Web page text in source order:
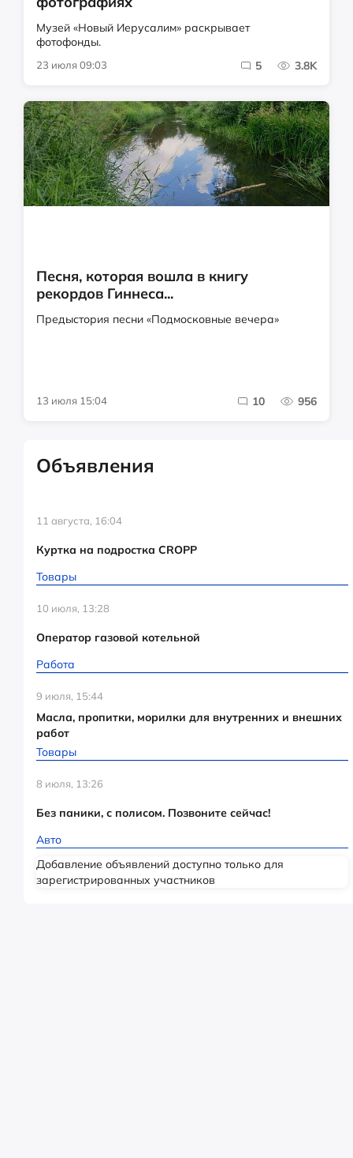
Музей «Новый Иерусалим» раскрывает
фотофонды.
23 июля 09:03 5 3.8K
Песня, которая вошла в книгу
рекордов Гиннеса...
Предыстория песни «Подмосковные вечера»
13 июля 15:04 10 956
Объявления
11 августа, 16:04
Куртка на подростка CROPP
Товары
10 июля, 13:28
Оператор газовой котельной
Работа
9 июля, 15:44
Масла, пропитки, морилки для внутренних и внешних
работ
Товары
8 июля, 13:26
Без паники, с полисом. Позвоните сейчас!
Авто
Добавление объявлений доступно только для
зарегистрированных участников